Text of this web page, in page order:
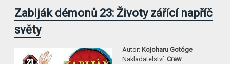
Zabiják démonů 23: Životy zářící napříč
světy
Autor:Kojoharu Gotóge
Nakladatelství:Crew